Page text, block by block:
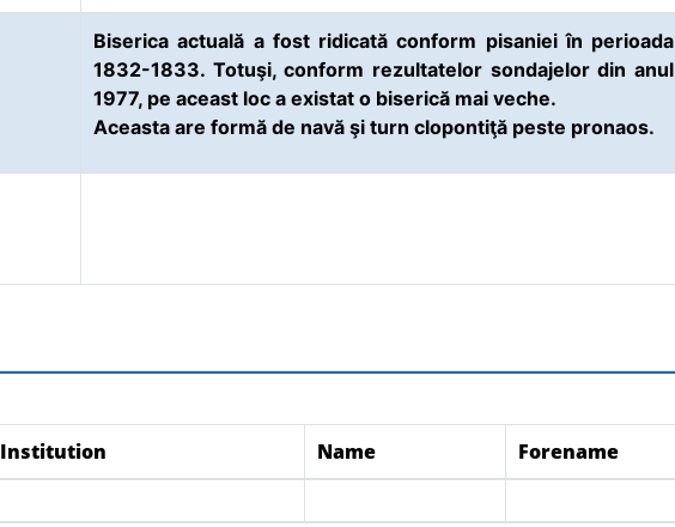
Biserica actuală a fost ridicată conform pisaniei în perioada
1832-1833. Totuşi, conform rezultatelor sondajelor din anul
1977, pe aceast loc a existat o biserică mai veche.
Aceasta are formă de navă şi turn clopontiţă peste pronaos.
Institution Name Forename